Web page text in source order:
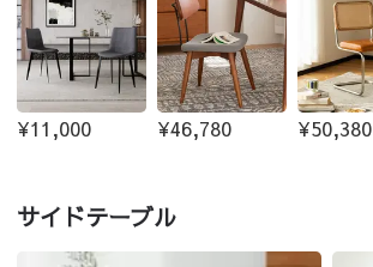
¥11,000 ¥46,780 ¥50,380
サイドテーブル